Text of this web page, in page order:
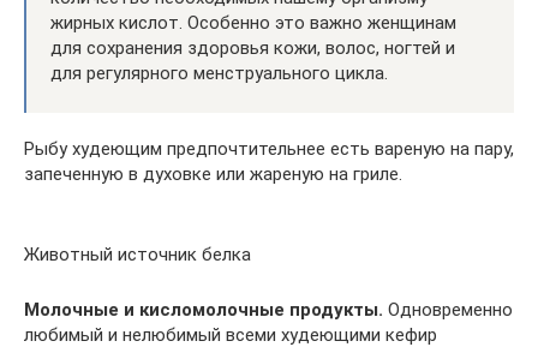
жирных кислот. Особенно это важно женщинам
для сохранения здоровья кожи, волос, ногтей и
для регулярного менструального цикла.
Рыбу худеющим предпочтительнее есть вареную на пару,
запеченную в духовке или жареную на гриле.
Животный источник белка
Молочные и кисломолочные продукты. Одновременно
любимый и нелюбимый всеми худеющими кефир